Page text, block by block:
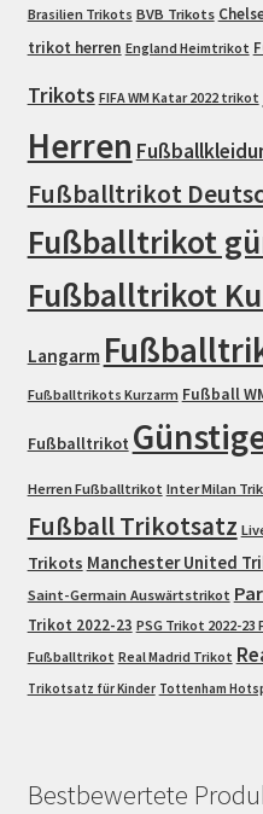
Brasilien Trikots BVB Trikots
trikot herren England Heimtrikot
Trikots FIFA WM Katar 2022 trikot
Herren
Fußballtrikot
Fußballtrikot
Fußballtrikot
Langarm
Fußballtrikots Kurzarm Fußball
Fußballtrikot
Herren Fußballtrikot Inter Milan
Fußball Trikotsatz
Trikots Manchester United
Saint-Germain Auswärtstrikot
Trikot 2022-23 PSG Trikot 2022-
Fußballtrikot Real Madrid Trikot
Trikotsatz für Kinder Tottenham
Bestbewertete